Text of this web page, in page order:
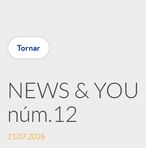
a
a
r
Tornar
NEWS & YOU
núm.12
21.07.2026